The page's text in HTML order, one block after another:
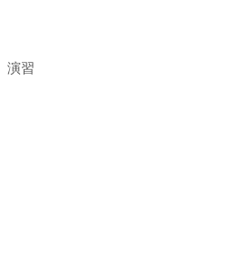
演習